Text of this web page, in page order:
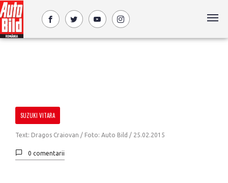
SUZUKI VITARA
Text: Dragos Craiovan / Foto: Auto Bild / 25.02.2015
0 comentarii